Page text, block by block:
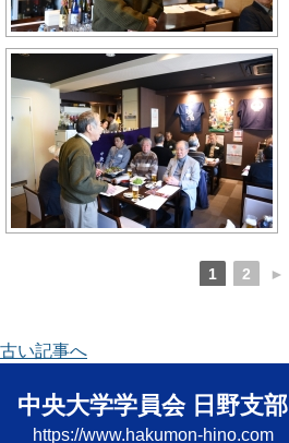
1 2 ►
古い記事へ
中央大学学員会 日野支部
https://www.hakumon-hino.com